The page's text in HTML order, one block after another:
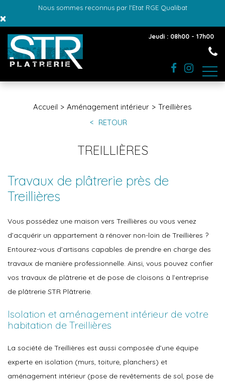
Nous sommes reconnus par l'Etat RGE Qualibat
×
Jeudi : 08h00 - 17h00
Accueil Aménagement intérieur
Treillières
RETOUR
TREILLIÈRES
Travaux de plâtrerie près de
Treillières
Vous possédez une maison vers Treillières ou vous venez
d’acquérir un appartement à rénover non-loin de Treillières ?
Entourez-vous d’artisans capables de prendre en charge des
travaux de manière professionnelle. Ainsi, vous pouvez confier
vos travaux de plâtrerie et de pose de cloisons à l’entreprise
de plâtrerie STR Plâtrerie.
Isolation et aménagement intérieur de votre
habitation de Treillières
La société de Treillières est aussi composée d’une équipe
experte en isolation (murs, toiture, planchers) et
aménagement intérieur (pose de revêtements de sol, pose de